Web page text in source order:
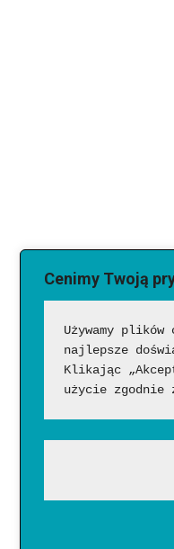
Cenimy Twoją
Używamy
najlepsze
Klikając
użycie zgodnie